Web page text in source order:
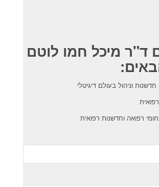
ד"ר מיכל חמו לוטם
וניהול בעולם דיגיטלי
רפואה וחדשנות רפואית